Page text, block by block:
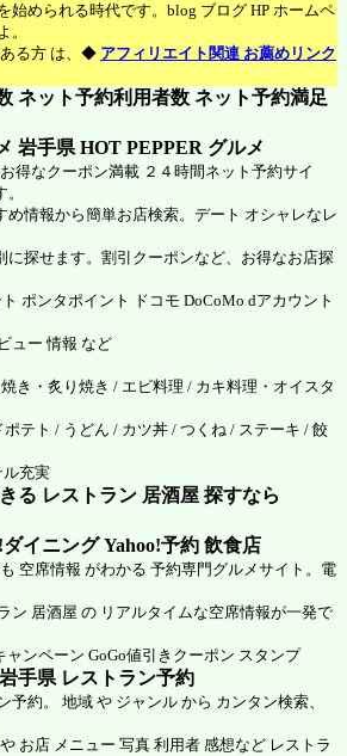
始められる時代です。blog ブログ HP ホームペ
。
ある方 は、◆ アフィリエイト関連 お薦めリンク
ネット予約利用者数 ネット予約満足
岩手県 HOT PEPPER グルメ
得なクーポン満載 ２４時間ネット予約サイ
め情報から簡単お店検索。デート オシャレなレ
に探せます。割引クーポンなど、お得なお店探
ポンタポイント ドコモ DoCoMo dアカウント
ュー 情報 など
き・炙り焼き / エビ料理 / カキ料理・オイスタ
テト / うどん / カツ丼 / つくね / ステーキ / 餃
ル充実
る レストラン 居酒屋 探すなら
ダイニング Yahoo!予約 飲食店
空席情報 がわかる 予約専門グルメサイト。電
ン 居酒屋 の リアルタイムな空席情報が一発で
ャンペーン GoGo値引きクーポン スタンプ
手県 レストラン予約
予約。 地域 や ジャンル から カンタン検索、
お店 メニュー 写真 利用者 感想など レストラ